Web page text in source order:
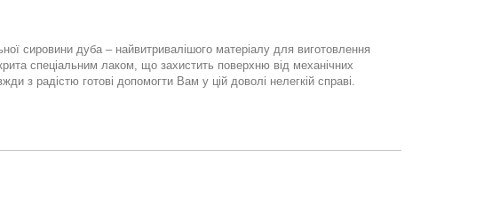
сировини дуба – найвитривалішого матеріалу для виготовлення
спеціальним лаком, що захистить поверхню від механічних
з радістю готові допомогти Вам у цій доволі нелегкій справі.